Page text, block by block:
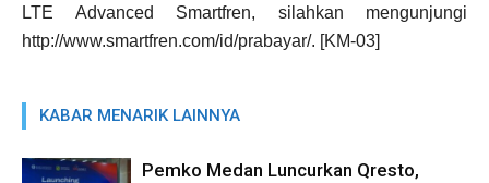
LTE Advanced Smartfren, silahkan mengunjungi
http://www.smartfren.com/id/prabayar/. [KM-03]
KABAR MENARIK LAINNYA
Pemko Medan Luncurkan Qresto,